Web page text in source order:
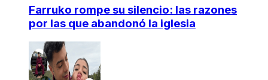
Farruko rompe su silencio: las razones
por las que abandonó la iglesia